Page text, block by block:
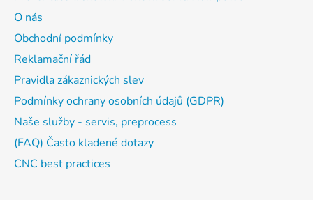
O nás
Obchodní podmínky
Reklamační řád
Pravidla zákaznických slev
Podmínky ochrany osobních údajů (GDPR)
Naše služby - servis, preprocess
(FAQ) Často kladené dotazy
CNC best practices